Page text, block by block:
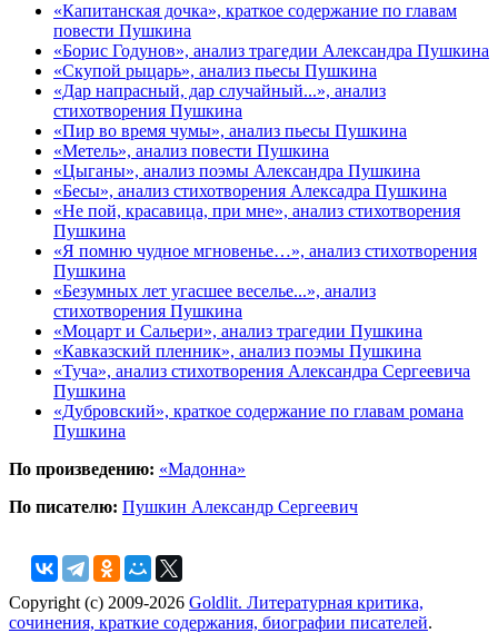
«Капитанская дочка», краткое содержание по главам
повести Пушкина
«Борис Годунов», анализ трагедии Александра Пушкина
«Скупой рыцарь», анализ пьесы Пушкина
«Дар напрасный, дар случайный...», анализ
стихотворения Пушкина
«Пир во время чумы», анализ пьесы Пушкина
«Метель», анализ повести Пушкина
«Цыганы», анализ поэмы Александра Пушкина
«Бесы», анализ стихотворения Алексадра Пушкина
«Не пой, красавица, при мне», анализ стихотворения
Пушкина
«Я помню чудное мгновенье…», анализ стихотворения
Пушкина
«Безумных лет угасшее веселье...», анализ
стихотворения Пушкина
«Моцарт и Сальери», анализ трагедии Пушкина
«Кавказский пленник», анализ поэмы Пушкина
«Туча», анализ стихотворения Александра Сергеевича
Пушкина
«Дубровский», краткое содержание по главам романа
Пушкина
По произведению: «Мадонна»
По писателю: Пушкин Александр Сергеевич
Copyright (c) 2009-2026 Goldlit. Литературная критика,
сочинения, краткие содержания, биографии писателей.